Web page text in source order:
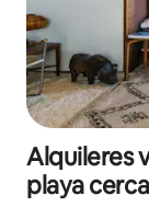
Alquileres
playa